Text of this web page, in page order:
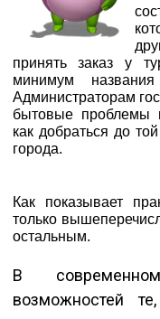
принять заказ у
минимум
Администраторам
бытовые проблемы
как добраться до
города.
Как показывает
только
остальным.
В
возможностей